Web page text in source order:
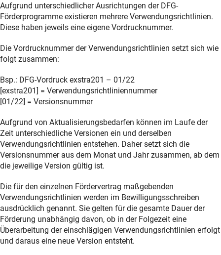
Aufgrund unterschiedlicher Ausrichtungen der DFG-
Förderprogramme existieren mehrere Verwendungsrichtlinien.
Diese haben jeweils eine eigene Vordrucknummer.
Die Vordrucknummer der Verwendungsrichtlinien setzt sich wie
folgt zusammen:
Bsp.: DFG-Vordruck exstra201 – 01/22
[exstra201] = Verwendungsrichtliniennummer
[01/22] = Versionsnummer
Aufgrund von Aktualisierungsbedarfen können im Laufe der
Zeit unterschiedliche Versionen ein und derselben
Verwendungsrichtlinien entstehen. Daher setzt sich die
Versionsnummer aus dem Monat und Jahr zusammen, ab dem
die jeweilige Version gültig ist.
Die für den einzelnen Fördervertrag maßgebenden
Verwendungsrichtlinien werden im Bewilligungsschreiben
ausdrücklich genannt. Sie gelten für die gesamte Dauer der
Förderung unabhängig davon, ob in der Folgezeit eine
Überarbeitung der einschlägigen Verwendungsrichtlinien erfolgt
und daraus eine neue Version entsteht.